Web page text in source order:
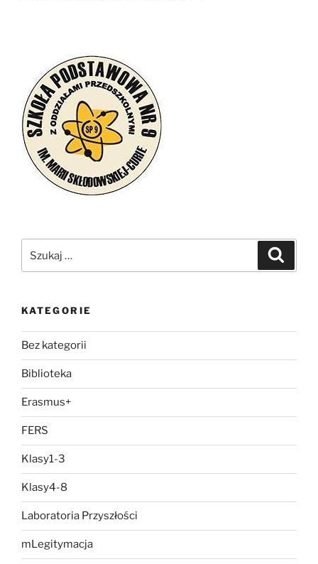
KATEGORIE
Bez kategorii
Biblioteka
Erasmus+
FERS
Klasy1-3
Klasy4-8
Laboratoria Przyszłości
mLegitymacja